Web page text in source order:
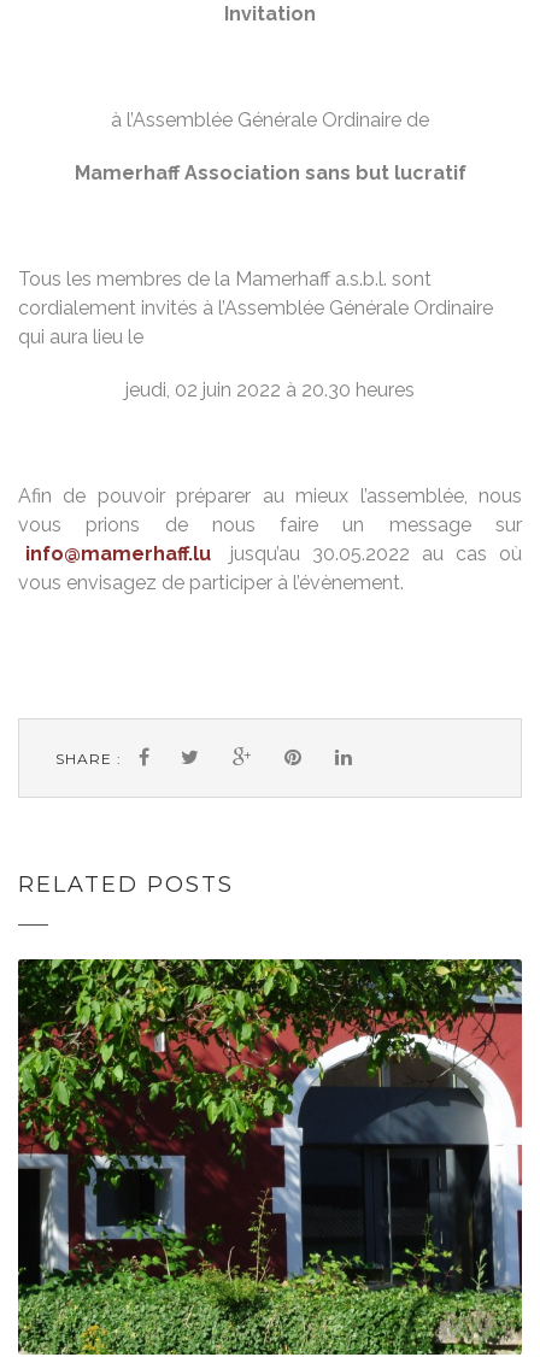
Invitation
à l’Assemblée Générale Ordinaire de
Mamerhaff Association sans but lucratif
Tous les membres de la Mamerhaff a.s.b.l. sont
cordialement invités à l’Assemblée Générale Ordinaire
qui aura lieu le
jeudi, 02 juin 2022 à 20.30 heures
Afin de pouvoir préparer au mieux l’assemblée, nous
vous prions de nous faire un message sur
info@mamerhaff.lu
jusqu’au 30.05.2022 au cas où
vous envisagez de participer à l’évènement.
SHARE :
RELATED POSTS
ASSEMBLÉE
GÉNÉRALE 2021